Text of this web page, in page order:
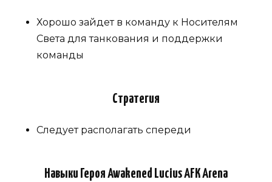
Хорошо зайдет в команду к Носителям
Света для танкования и поддержки
команды
Стратегия
Следует располагать спереди
Навыки Героя Awakened Lucius AFK Arena